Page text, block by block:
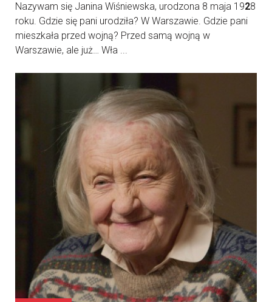
Nazywam się Janina Wiśniewska, urodzona 8 maja 1928
roku. Gdzie się pani urodziła? W Warszawie. Gdzie pani
mieszkała przed wojną? Przed samą wojną w
Warszawie, ale już… Wła ...